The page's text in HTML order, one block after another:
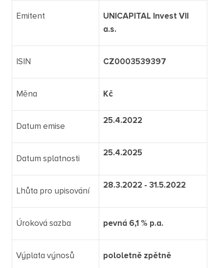
Emitent
UNICAPITAL Invest VII
a.s.
ISIN CZ0003539397
Měna Kč
Datum emise
25.4.2022
Datum splatnosti
25.4.2025
Lhůta pro upisování
28.3.2022 - 31.5.2022
Úroková sazba pevná 6,1 % p.a.
Výplata výnosů pololetně zpětně